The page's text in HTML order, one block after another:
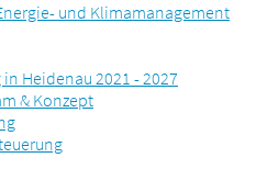
und Klimamanagement
in Heidenau 2021 - 2027
& Konzept